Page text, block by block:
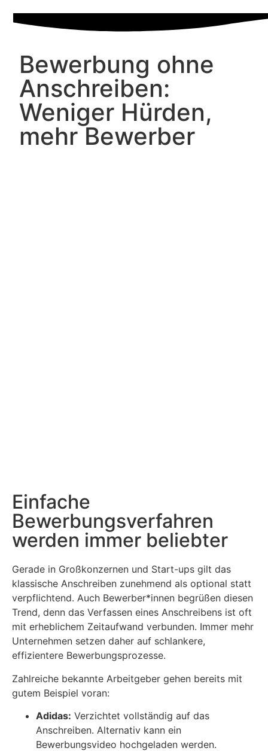
Bewerbung ohne
Anschreiben:
Weniger Hürden,
mehr Bewerber
Einfache
Bewerbungsverfahren
werden immer beliebter
Gerade in Großkonzernen und Start-ups gilt das
klassische Anschreiben zunehmend als optional statt
verpflichtend. Auch Bewerber*innen begrüßen diesen
Trend, denn das Verfassen eines Anschreibens ist oft
mit erheblichem Zeitaufwand verbunden. Immer mehr
Unternehmen setzen daher auf schlankere,
effizientere Bewerbungsprozesse.
Zahlreiche bekannte Arbeitgeber gehen bereits mit
gutem Beispiel voran:
Adidas: Verzichtet vollständig auf das
Anschreiben. Alternativ kann ein
Bewerbungsvideo hochgeladen werden.